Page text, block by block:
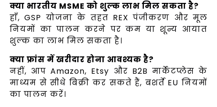
क्या भारतीय MSME को शुल्क लाभ मिल सकता है?
हाँ, GSP योजना के तहत REX पंजीकरण और मूल
नियमों का पालन करने पर कम या शून्य आयात
शुल्क का लाभ मिल सकता है।
क्या फ्रांस में खरीदार होना आवश्यक है?
नहीं, आप Amazon, Etsy और B2B मार्केटप्लेस के
माध्यम से सीधे बिक्री कर सकते हैं, बशर्ते EU नियमों
का पालन करें।